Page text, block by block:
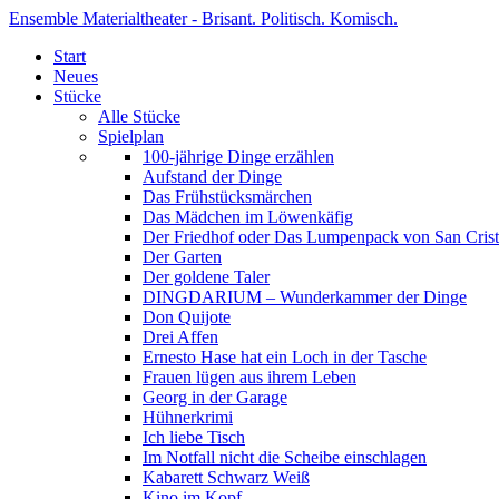
Ensemble Materialtheater - Brisant. Politisch. Komisch.
Start
Neues
Stücke
Alle Stücke
Spielplan
100-jährige Dinge erzählen
Aufstand der Dinge
Das Frühstücksmärchen
Das Mädchen im Löwenkäfig
Der Friedhof oder Das Lumpenpack von San
Der Garten
Der goldene Taler
DINGDARIUM – Wunderkammer der Dinge
Don Quijote
Drei Affen
Ernesto Hase hat ein Loch in der Tasche
Frauen lügen aus ihrem Leben
Georg in der Garage
Hühnerkrimi
Ich liebe Tisch
Im Notfall nicht die Scheibe einschlagen
Kabarett Schwarz Weiß